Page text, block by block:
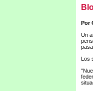
Por
Un
Los